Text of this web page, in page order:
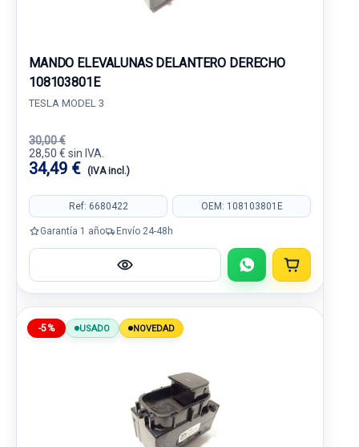
MANDO ELEVALUNAS DELANTERO DERECHO
108103801E
TESLA MODEL 3
30,00 €
28,50 € sin IVA.
34,49 € (IVA incl.)
Ref: 6680422 OEM: 108103801E
Garantía 1 año Envío 24-48h
-5% USADO NOVEDAD